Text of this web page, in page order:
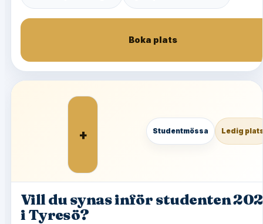
Boka plats
+ Studentmössa Ledig
Vill du synas inför studenten
i Tyresö?